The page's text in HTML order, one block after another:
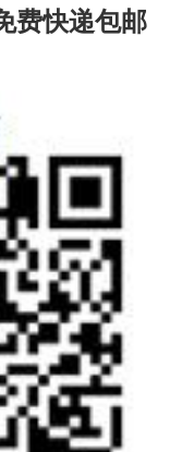
费快递包邮